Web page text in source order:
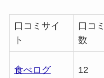
口コミサイ
ト
口コ
数
食べログ 12